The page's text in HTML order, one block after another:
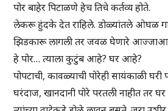
पोर बाहेर पिटाळणे हेच तिचे कर्तव्य होते.
लेकरू हुंदके देत राहिले. डोळ्यांतले ओघळ
झिडकारू लागली तर जवळ घेणारे
हे पोर… त्याला कुटुंब आहे? घर आहे?
पोपटाची, कावळ्याची पोरेही सायंकाळी घरी
घरंदाज, खानदानी पोरे परतली नाहीत तर